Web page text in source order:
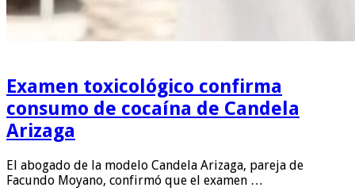
Examen toxicológico confirma
consumo de cocaína de Candela
Arizaga
El abogado de la modelo Candela Arizaga, pareja de
Facundo Moyano, confirmó que el examen …